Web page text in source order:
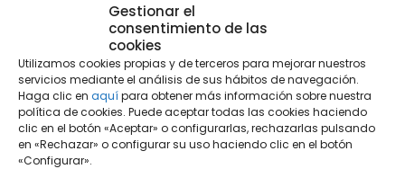
Gestionar el
consentimiento de las
cookies
Utilizamos cookies propias y de terceros para mejorar nuestros
servicios mediante el análisis de sus hábitos de navegación.
Haga clic en aquípara obtener más información sobre nuestra
política de cookies. Puede aceptar todas las cookies haciendo
clic en el botón «Aceptar» o configurarlas, rechazarlas pulsando
en «Rechazar» o configurar su uso haciendo clic en el botón
«Configurar».
He leído y acepto lapolítica de
privacidad para recibir la newsletter
de SV Comercial